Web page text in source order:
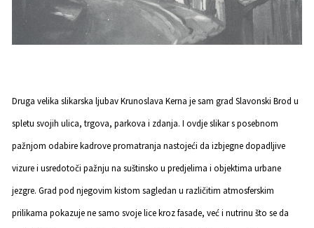
Druga velika slikarska ljubav Krunoslava Kerna je sam grad Slavonski Brod u
spletu svojih ulica, trgova, parkova i zdanja. I ovdje slikar s posebnom
pažnjom odabire kadrove promatranja nastojeći da izbjegne dopadljive
vizure i usredotoči pažnju na suštinsko u predjelima i objektima urbane
jezgre. Grad pod njegovim kistom sagledan u različitim atmosferskim
prilikama pokazuje ne samo svoje lice kroz fasade, već i nutrinu što se da